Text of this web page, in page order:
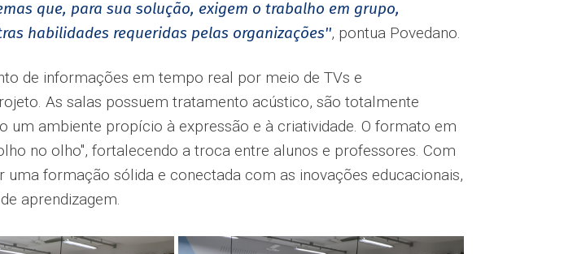
que, para sua solução, exigem o trabalho em grupo,
habilidades requeridas pelas organizações'', pontua Povedano.
de informações em tempo real por meio de TVs e
As salas possuem tratamento acústico, são totalmente
ambiente propício à expressão e à criatividade. O formato em
no olho'', fortalecendo a troca entre alunos e professores. Com
formação sólida e conectada com as inovações educacionais,
aprendizagem.